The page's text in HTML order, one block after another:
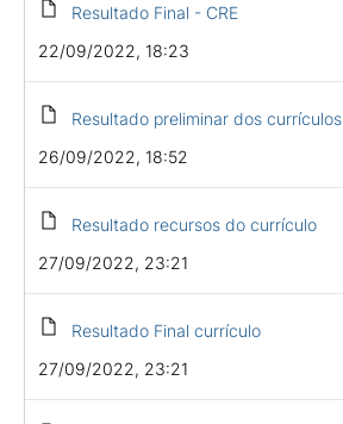
Resultado Final - CRE
22/09/2022, 18:23
Resultado preliminar dos currículos
26/09/2022, 18:52
Resultado recursos do currículo
27/09/2022, 23:21
Resultado Final currículo
27/09/2022, 23:21